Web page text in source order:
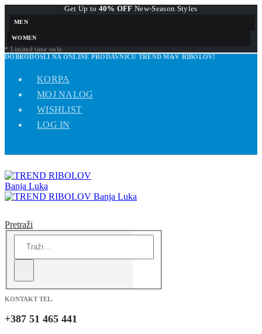
Get Up to 40% OFF New-Season Styles
MEN
WOMEN
* Limited time only.
DOBRODOŠLI NA ONLINE PRODAVNICU TREND M&V RIBOLOV!
KORPA
MOJ NALOG
WISHLIST
LOG IN
Pretraži
KONTAKT TEL.
+387 51 465 441